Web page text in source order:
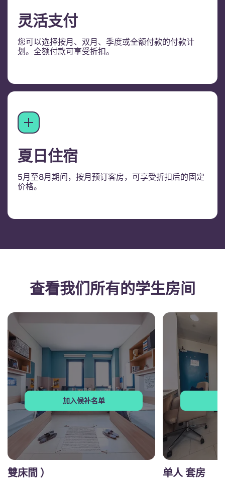
灵活支付
您可以选择按月、双月、季度或全额付款的付款计
划。全额付款可享受折扣。
夏日住宿
5月至8月期间，按月预订客房，可享受折扣后的固定
价格。
查看我们所有的学生房间
加入候补名单
雙床間 ） 单人 套房